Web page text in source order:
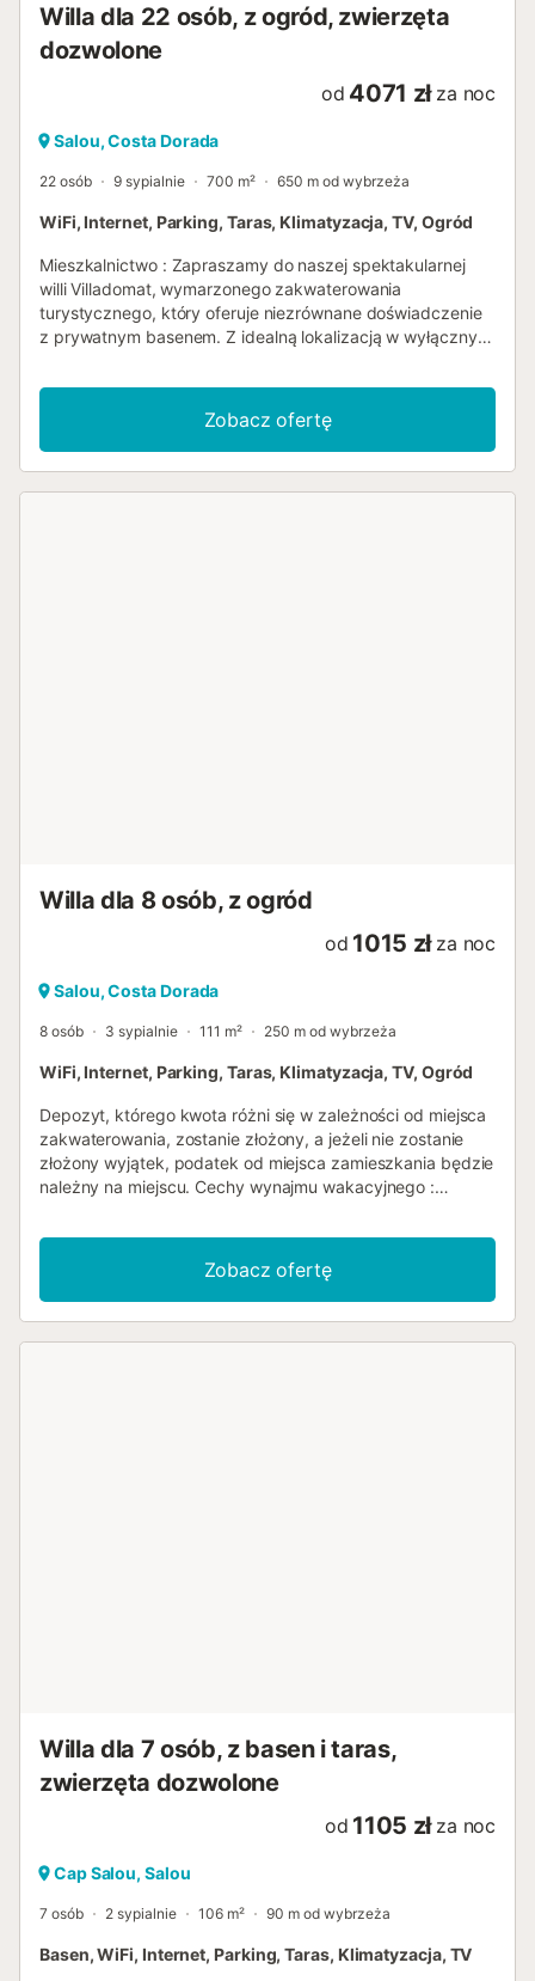
Willa dla 22 osób, z ogród, zwierzęta
dozwolone
od 4071 zł za noc
Salou, Costa Dorada
22 osób 9 sypialnie 700 m² 650 m od wybrzeża
WiFi, Internet, Parking, Taras, Klimatyzacja, TV, Ogród
Mieszkalnictwo : Zapraszamy do naszej spektakularnej
willi Villadomat, wymarzonego zakwaterowania
turystycznego, który oferuje niezrównane doświadczenie
z prywatnym basenem. Z idealną lokalizacją w wyłącznym
elementy na idealne wakacje. Zakwaterowanie rozciąga
się na ponad 700 m2 i oferuje dużą przestrzeń do relaksu i
cieszyć się jak najwięcej. Z 9 pokoi dwuosobowych i 5
łazienek, jest mnóstwo miejsca dla dużych grup. W pełni
zamrażarka, pralka...
Zobacz ofertę
Willa dla 8 osób, z ogród
od 1015 zł za noc
Salou, Costa Dorada
8 osób 3 sypialnie 111 m² 250 m od wybrzeża
WiFi, Internet, Parking, Taras, Klimatyzacja, TV, Ogród
Depozyt, którego kwota różni się w zależności od miejsca
zakwaterowania, zostanie złożony, a jeżeli nie zostanie
złożony wyjątek, podatek od miejsca zamieszkania będzie
należny na miejscu. Cechy wynajmu wakacyjnego :
Balkon Klimatyzator Zamrażarka Pralka Mikrofalowy
Telewizja Taras Ogród Zwierzęta dozwolone Grill Piekarnik
dostęp do Internetu Parking Bezprzewodowy Lodówka
Ekspres do kawy Numer łazienki : 1...
Zobacz ofertę
Willa dla 7 osób, z basen i taras,
zwierzęta dozwolone
od 1105 zł za noc
Cap Salou, Salou
7 osób 2 sypialnie 106 m² 90 m od wybrzeża
Basen, WiFi, Internet, Parking, Taras, Klimatyzacja, TV